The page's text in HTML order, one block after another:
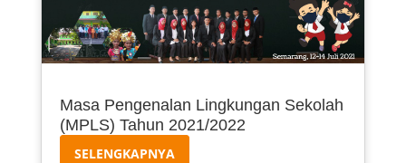
Masa Pengenalan Lingkungan Sekolah
(MPLS) Tahun 2021/2022
SELENGKAPNYA